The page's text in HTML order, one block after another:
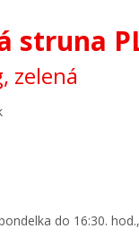
struna
zelená
do 16:30.